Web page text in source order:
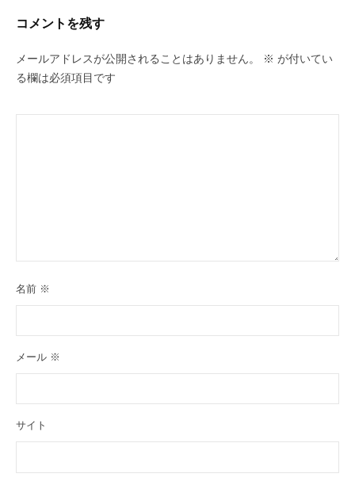
コメントを残す
メールアドレスが公開されることはありません。 ※ が付いてい
る欄は必須項目です
名前 ※
メール ※
サイト